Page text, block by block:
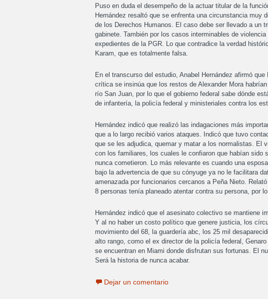
Puso en duda el desempeño de la actuar titular de la
Hernández resaltó que se enfrenta una circunstancia muy
de los Derechos Humanos. El caso debe ser llevado a un
gabinete. También por los casos interminables de
expedientes de la PGR. Lo que contradice la verdad
Karam, que es totalmente falsa.
En el transcurso del estudio, Anabel Hernández afirmó
crítica se insinúa que los restos de Alexander Mora
río San Juan, por lo que el gobierno federal sabe dónde
de infantería, la policía federal y ministeriales contra los
Hernández indicó que realizó las indagaciones más
que a lo largo recibió varios ataques. Indicó que tuvo
que se les adjudica, quemar y matar a los normalistas. El
con los familiares, los cuales le confiaron que habían sido
nunca cometieron. Lo más relevante es cuando una
bajo la advertencia de que su cónyuge ya no le facilitara
amenazada por funcionarios cercanos a Peña Nieto.
8 personas tenía planeado atentar contra su persona, por
Hernández indicó que el asesinato colectivo se mantiene
Y al no haber un costo político que genere justicia, los
movimiento del 68, la guardería abc, los 25 mil
alto rango, como el ex director de la policía federal,
se encuentran en Miami donde disfrutan sus fortunas. El
Será la historia de nunca acabar.
Dejar un comentario